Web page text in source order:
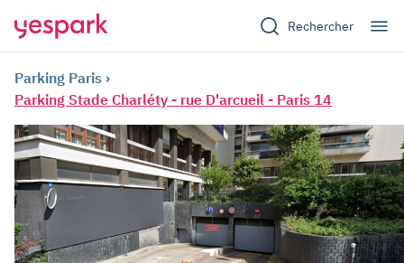
Rechercher
Parking Paris
Parking Stade Charléty - rue D'arcueil - Paris 14